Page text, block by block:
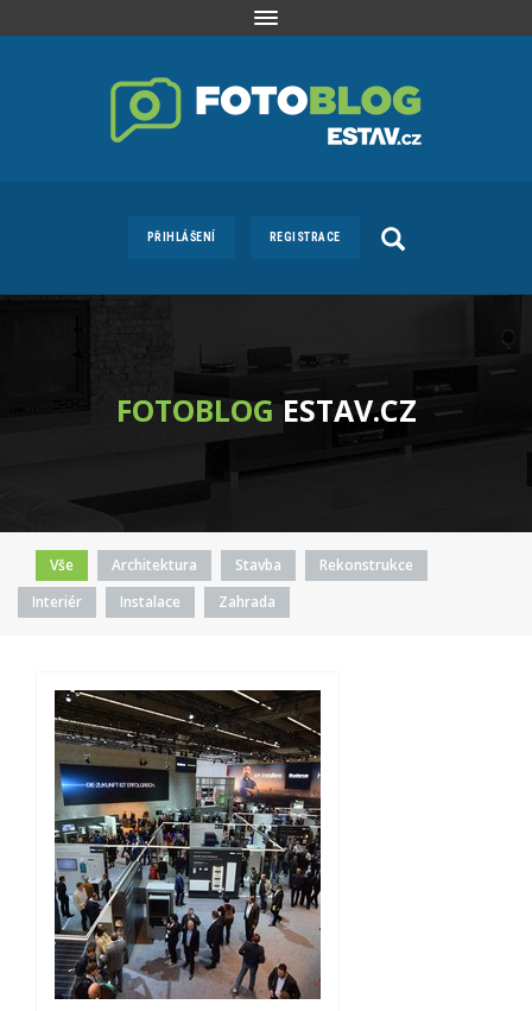
Toggle
PŘIHLÁŠENÍ REGISTRACE
FOTOBLOG ESTAV.CZ
Vše Architektura Stavba
Rekonstrukce
Interiér
Instalace Zahrada